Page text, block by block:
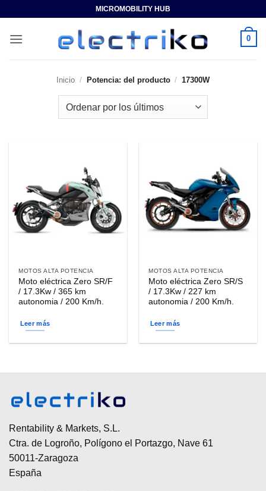
contenido
MICROMOBILITY HUB
0
Inicio / Potencia: del producto / 17300W
MOTOS ALTA POTENCIA
Moto eléctrica Zero SR/F
/ 17.3Kw / 365 km
autonomia / 200 Km/h.
Leer más
MOTOS ALTA POTENCIA
Moto eléctrica Zero SR/S
/ 17.3Kw / 227 km
autonomia / 200 Km/h.
Leer más
Rentability & Markets, S.L.
Ctra. de Logroño, Polígono el Portazgo, Nave 61
50011-Zaragoza
España